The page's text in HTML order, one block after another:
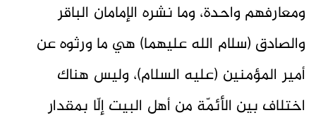
ومعارفهم واحدة، وما نشره الإمامان الباقر
والصادق (سلام الله عليهما) هي ما ورثوه عن
أمير المؤمنين (عليه السلام)، وليس هناك
اختلاف بين الأئمّة من أهل البيت إلّا بمقدار